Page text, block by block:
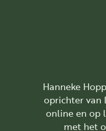
Hanneke
oprichter van
online en op
met het